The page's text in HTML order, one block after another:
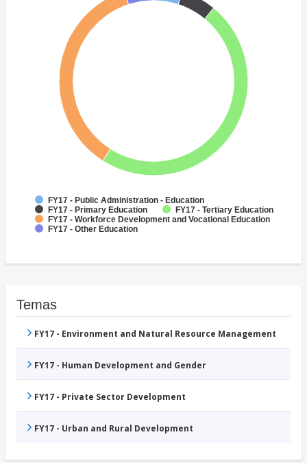
FY17 - Public Administration - Education
FY17 - Primary Education
FY17 - Tertiary Education
FY17 - Workforce Development and Vocational Education
FY17 - Other Education
Temas
FY17 - Environment and Natural Resource Management
FY17 - Human Development and Gender
FY17 - Private Sector Development
FY17 - Urban and Rural Development